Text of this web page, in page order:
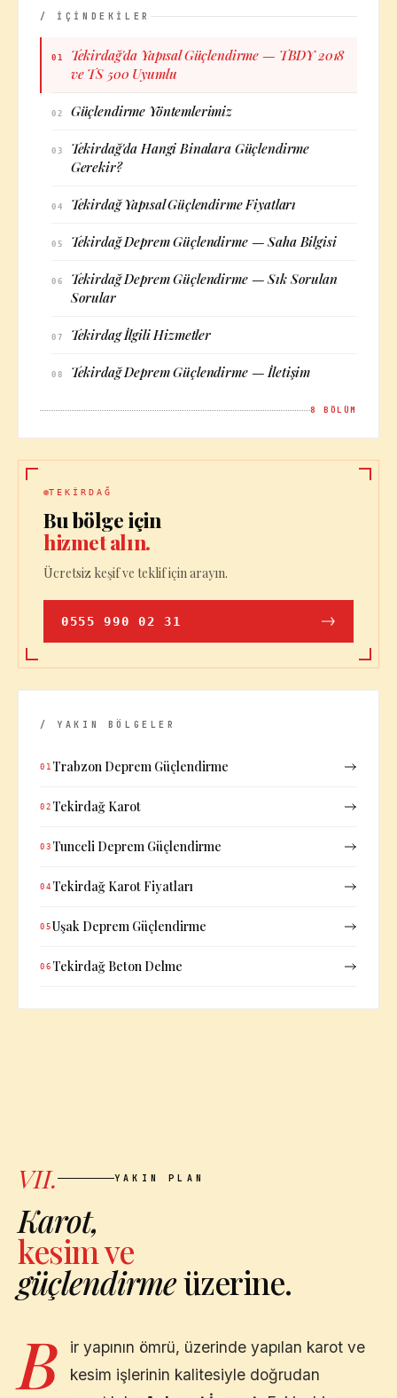
/ İÇİNDEKİLER
01
Tekirdağ'da Yapısal Güçlendirme — TBDY 2018
ve TS 500 Uyumlu
02 Güçlendirme Yöntemlerimiz
03
Tekirdağ'da Hangi Binalara Güçlendirme
Gerekir?
04 Tekirdağ Yapısal Güçlendirme Fiyatları
05 Tekirdağ Deprem Güçlendirme — Saha Bilgisi
06
Tekirdağ Deprem Güçlendirme — Sık Sorulan
Sorular
07 Tekirdag İlgili Hizmetler
08 Tekirdağ Deprem Güçlendirme — İletişim
8 BÖLÜM
TEKIRDAĞ
Bu bölge için
hizmet alın.
Ücretsiz keşif ve teklif için arayın.
0555 990 02 31
/ YAKIN BÖLGELER
01 Trabzon Deprem Güçlendirme
02 Tekirdağ Karot
03 Tunceli Deprem Güçlendirme
04 Tekirdağ Karot Fiyatları
05 Uşak Deprem Güçlendirme
06 Tekirdağ Beton Delme
VII. YAKIN PLAN
Karot,
kesim ve
güçlendirmeüzerine.
B
ir yapının ömrü, üzerinde yapılan karot ve
kesim işlerinin kalitesiyle doğrudan